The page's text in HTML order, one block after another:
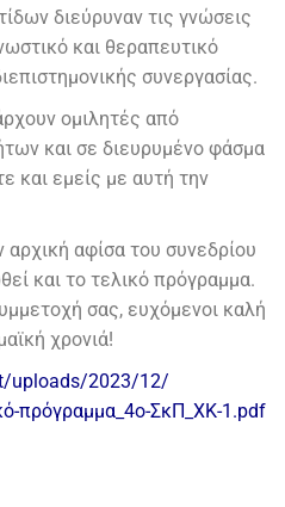
διεύρυναν τις γνώσεις
και θεραπευτικό
συνεργασίας.
ομιλητές από
και σε διευρυμένο φάσμα
και εμείς με αυτή την
αρχική αφίσα του συνεδρίου
και το τελικό πρόγραμμα.
σας, ευχόμενοι καλή
χρονιά!
uploads/2023/12/
πρόγραμμα_4ο-ΣκΠ_ΧΚ-1.pdf